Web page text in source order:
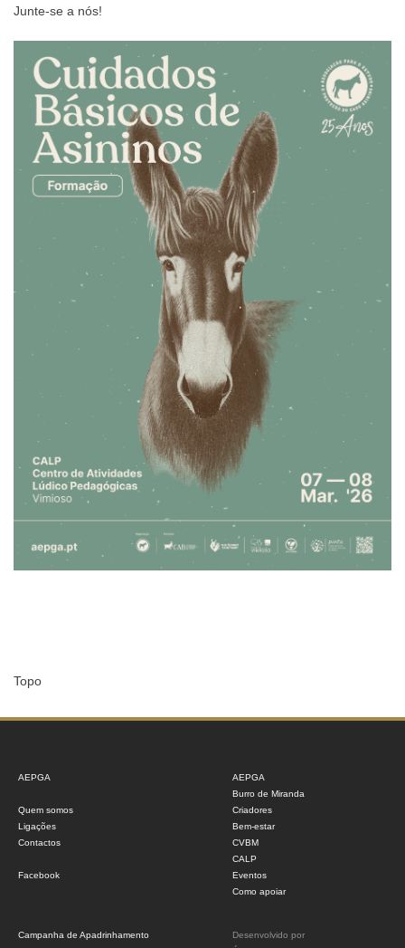
Junte-se a nós!
Topo
AEPGA
Quem somos
Ligações
Contactos
Facebook
AEPGA
Burro de Miranda
Criadores
Bem-estar
CVBM
CALP
Eventos
Como apoiar
Campanha de Apadrinhamento
Desenvolvido por